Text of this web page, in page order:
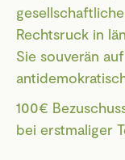
Rechtsruck in
Sie souverän
100€
bei erstmaliger